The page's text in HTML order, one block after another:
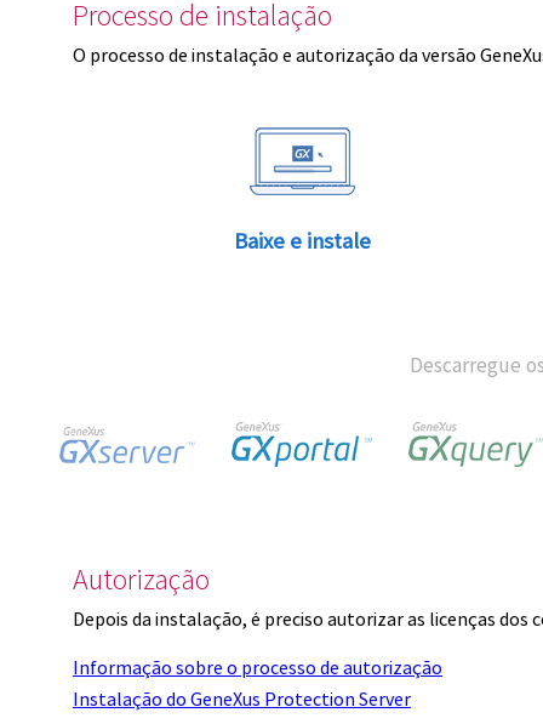
Processo de instalação
O processo de instalação e autorização da versão
Baixe e instale
Descarregue
Autorização
Depois da instalação, é preciso autorizar as licenças dos
Informação sobre o processo de autorização
Instalação do GeneXus Protection Server